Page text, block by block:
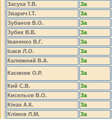
Засуха Т.В.
За
Зварич І.Т.
За
Зубанов В.О.
За
Зубик В.В.
За
Іваненко В.Г.
За
Ісаєв Л.О.
За
Калюжний В.А.
За
Касянюк О.Р. За
Кий С.В.
За
Кисельов В.О.
За
Кінах А.К.
За
Клімов Л.М.
За